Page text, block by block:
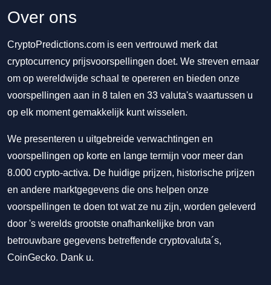
Over ons
CryptoPredictions.com is een vertrouwd merk dat
cryptocurrency prijsvoorspellingen doet. We streven ernaar
om op wereldwijde schaal te opereren en bieden onze
voorspellingen aan in 8 talen en 33 valuta's waartussen u
op elk moment gemakkelijk kunt wisselen.
We presenteren u uitgebreide verwachtingen en
voorspellingen op korte en lange termijn voor meer dan
8.000 crypto-activa. De huidige prijzen, historische prijzen
en andere marktgegevens die ons helpen onze
voorspellingen te doen tot wat ze nu zijn, worden geleverd
door 's werelds grootste onafhankelijke bron van
betrouwbare gegevens betreffende cryptovaluta´s,
CoinGecko. Dank u.